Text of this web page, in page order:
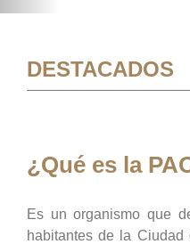
DESTACADOS
¿Qué es la
Es un organismo que
habitantes de la